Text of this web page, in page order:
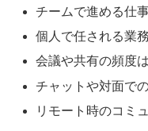
チームで進める仕
個人で任される業
会議や共有の頻度
チャットや対面で
リモート時のコミ